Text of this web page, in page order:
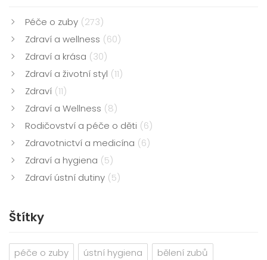
Péče o zuby (273)
Zdraví a wellness (60)
Zdraví a krása (30)
Zdraví a životní styl (11)
Zdraví (11)
Zdraví a Wellness (8)
Rodičovství a péče o děti (6)
Zdravotnictví a medicína (6)
Zdraví a hygiena (5)
Zdraví ústní dutiny (5)
Štítky
péče o zuby ústní hygiena
bělení zubů